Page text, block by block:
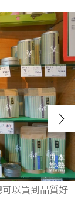
以買到品質好